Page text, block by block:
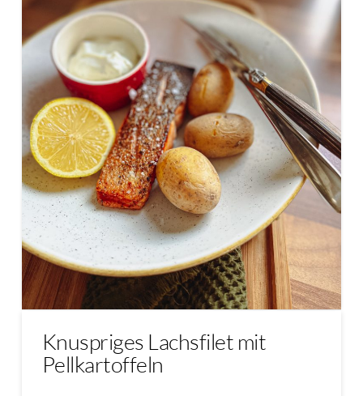
Knuspriges Lachsfilet mit
Pellkartoffeln